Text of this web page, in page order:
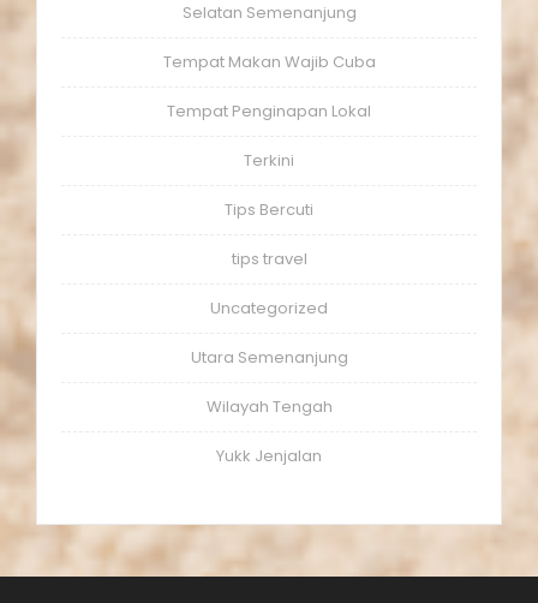
Selatan Semenanjung
Tempat Makan Wajib Cuba
Tempat Penginapan Lokal
Terkini
Tips Bercuti
tips travel
Uncategorized
Utara Semenanjung
Wilayah Tengah
Yukk Jenjalan